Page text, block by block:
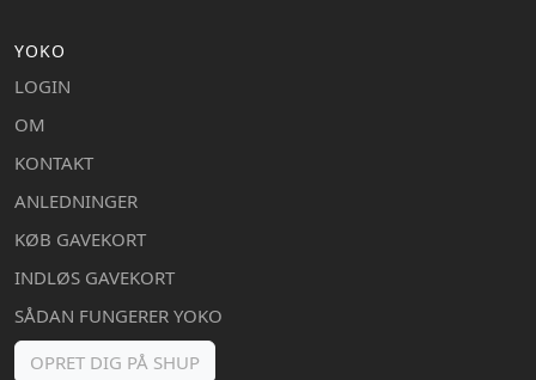
YOKO
LOGIN
OM
KONTAKT
ANLEDNINGER
KØB GAVEKORT
INDLØS GAVEKORT
SÅDAN FUNGERER YOKO
OPRET DIG PÅ SHUP